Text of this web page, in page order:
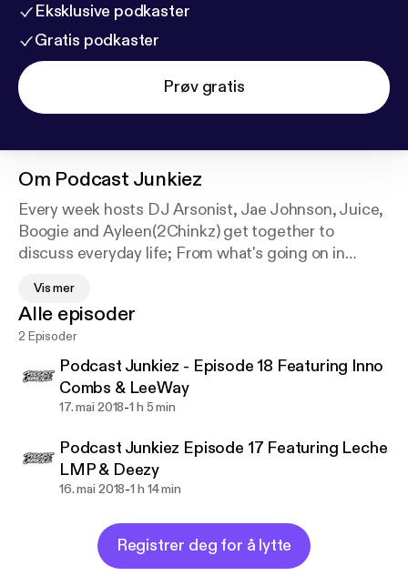
Eksklusive podkaster
Gratis podkaster
Prøv gratis
Om Podcast Junkiez
Every week hosts DJ Arsonist, Jae Johnson, Juice,
Boogie and Ayleen(2Chinkz) get together to
discuss everyday life; From what's going on in
who exchange views on certain topics and give
insight from different perspectives. It gets
personal, real and raw. Tune in each week for the
latest!
Vis mer
Alle episoder
2 Episoder
Podcast Junkiez - Episode 18 Featuring Inno
Combs & LeeWay
17. mai 2018-1 h 5 min
Podcast Junkiez Episode 17 Featuring Leche
LMP & Deezy
16. mai 2018-1 h 14 min
Registrer deg for å lytte